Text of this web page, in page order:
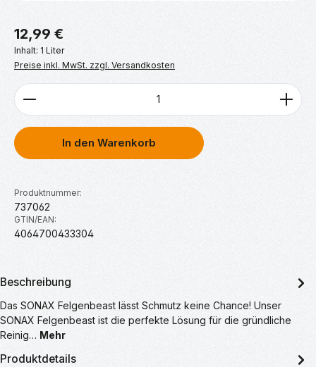
Regulärer Preis:
12,99 €
Inhalt: 1 Liter
Preise inkl. MwSt. zzgl. Versandkosten
Produkt Anzahl: Gib den gewünschten Wert ein
In den Warenkorb
Produktnummer:
737062
GTIN/EAN:
4064700433304
Beschreibung
Das SONAX Felgenbeast lässt Schmutz keine Chance! Unser
SONAX Felgenbeast ist die perfekte Lösung für die gründliche
Reinig… Mehr
Produktdetails